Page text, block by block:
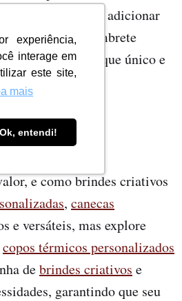
experiência,
interage em
este site,
mais
Ok, entendi!
Que tal adicionar
cultura ou um lembrete
ao brinde um toque único e
o cliente.
e como brindes criativos
, canecas
e versáteis, mas explore
copos térmicos personalizados
debrindes criativos e
garantindo que seu